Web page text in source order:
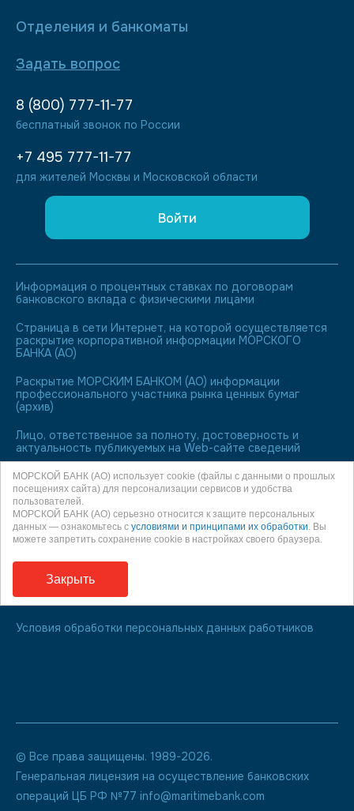
Отделения и банкоматы
Задать вопрос
8 (800) 777-11-77
бесплатный звонок по России
+7 495 777-11-77
для жителей Москвы и Московской области
Войти
Информация о процентных ставках по договорам
банковского вклада с физическими лицами
Страница в сети Интернет, на которой осуществляется
раскрытие корпоративной информации МОРСКОГО
БАНКА (АО)
Раскрытие МОРСКИМ БАНКОМ (АО) информации
профессионального участника рынка ценных бумаг
(архив)
Лицо, ответственное за полноту, достоверность и
актуальность публикуемых на Web-сайте сведений
МОРСКОЙ БАНК является участником системы
обязательного страхования вкладов
О праве направления обращения к финансовому
уполномоченному
Информация для заемщиков
ЧАСТНАЯ ПОЛИТИКА обработки персональных данных В
МОРСКОМ БАНКЕ (АО)
Условия обработки персональных данных работников
© Все права защищены. 1989-2026.
Генеральная лицензия на осуществление банковских
операций ЦБ РФ №77 info@maritimebank.com
МОРСКОЙ БАНК (АО) использует cookie (файлы с данными о прошлых
посещениях сайта) для персонализации сервисов и удобства
пользователей.
МОРСКОЙ БАНК (АО) серьезно относится к защите персональных
данных — ознакомьтесь с условиями и принципами их обработки . Вы
можете запретить сохранение cookie в настройках своего браузера.
Закрыть